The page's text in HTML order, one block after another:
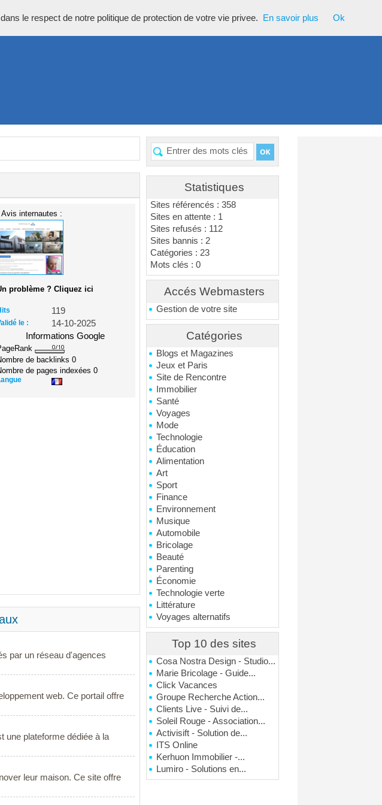
Statistiques
Sites référencés : 358
Sites en attente : 1
Sites refusés : 112
Sites bannis : 2
Catégories : 23
Mots clés : 0
Accés Webmasters
Gestion de votre site
Catégories
Blogs et Magazines
Jeux et Paris
Site de Rencontre
Immobilier
Santé
Voyages
Mode
Technologie
Éducation
Alimentation
Art
Sport
Finance
Environnement
Musique
Automobile
Bricolage
Beauté
Parenting
Économie
Technologie verte
Littérature
Voyages alternatifs
Top 10 des sites
Cosa Nostra Design - Studio...
Marie Bricolage - Guide...
Click Vacances
Groupe Recherche Action...
Clients Live - Suivi de...
Soleil Rouge - Association...
Activisift - Solution de...
ITS Online
Kerhuon Immobilier -...
Lumiro - Solutions en...
Avis internautes :
problème ? Cliquez ici
119
le :
14-10-2025
Informations Google
de backlinks0
de pages indexées0
par un réseau d'agences
web. Ce portail offre
une plateforme dédiée à la
leur maison. Ce site offre
le respect de notre politique de protection de votre vie privee. En savoir plus Ok